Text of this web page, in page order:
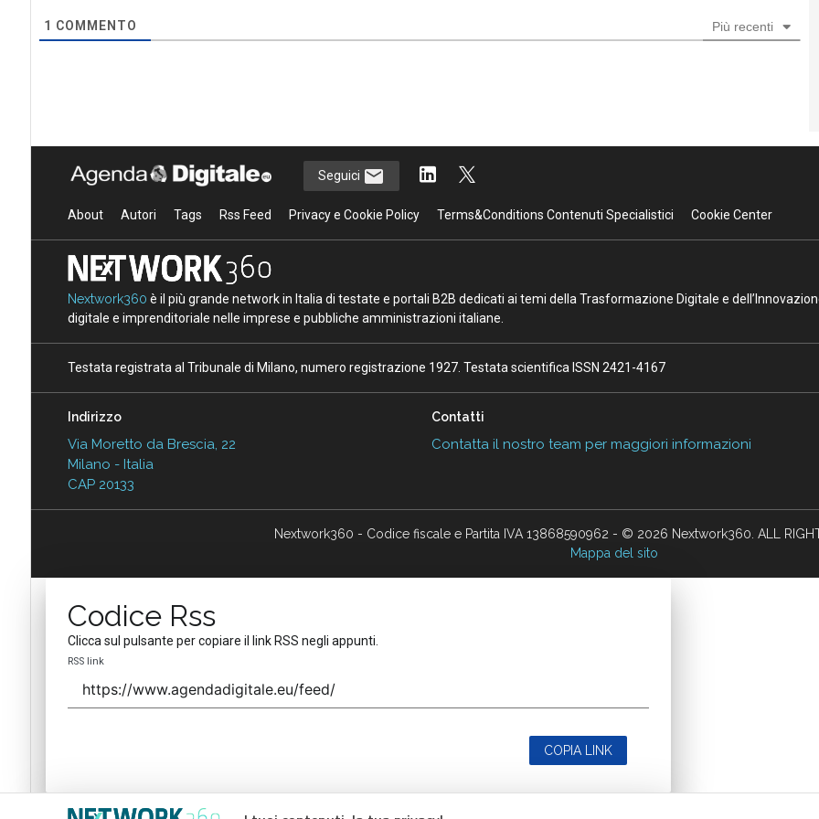
1 COMMENTO Più recenti
Seguici
About Autori Tags Rss Feed Privacy e Cookie Policy Terms&Conditions Contenuti Specialistici Cookie Center
Nextwork360 è il più grande network in Italia di testate e portali B2B dedicati ai temi della Trasformazione Digitale e
digitale e imprenditoriale nelle imprese e pubbliche amministrazioni italiane.
Testata registrata al Tribunale di Milano, numero registrazione 1927. Testata scientifica ISSN 2421-4167
Indirizzo
Via Moretto da Brescia, 22
Milano - Italia
CAP 20133
Contatti
Contatta il nostro team per maggiori informazioni
Nextwork360 - Codice fiscale e Partita IVA 13868590962 - © 2026 Nextwork360. ALL
Mappa del sito
Codice Rss
Clicca sul pulsante per copiare il link RSS negli appunti.
RSS link
COPIA LINK